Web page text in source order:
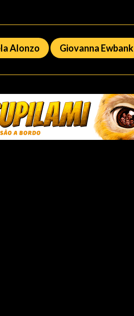
Alonzo Giovanna Ewbank